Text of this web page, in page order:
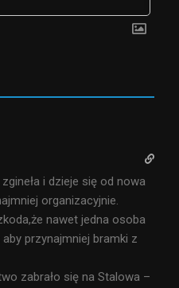
i dzieje się od nowa
organizacyjnie.
nawet jedna osoba
przynajmniej bramki z
zabrało się na Stalowa –